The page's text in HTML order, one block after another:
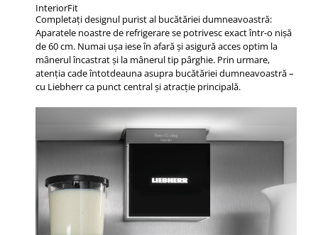
InteriorFit
Completați designul purist al bucătăriei dumneavoastră:
Aparatele noastre de refrigerare se potrivesc exact într-o nișă
de 60 cm. Numai ușa iese în afară și asigură acces optim la
mânerul încastrat și la mânerul tip pârghie. Prin urmare,
atenția cade întotdeauna asupra bucătăriei dumneavoastră –
cu Liebherr ca punct central și atracție principală.